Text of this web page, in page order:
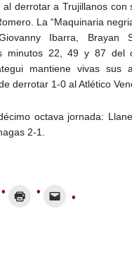
al derrotar a Trujillanos con
La “Maquinaria
Ibarra, Brayan
minutos 22, 49 y 87 del
mantiene vivas sus
derrotar 1-0 al Atlético
octava jornada:
2-1.